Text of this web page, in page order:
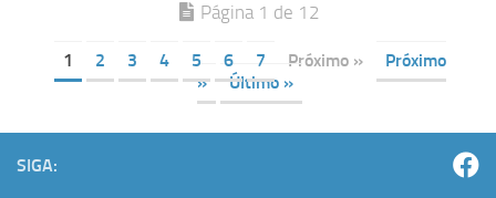
Página 1 de 12
1 2 3 4 5 6 7 Próximo »
Próximo
»
Último »
SIGA: